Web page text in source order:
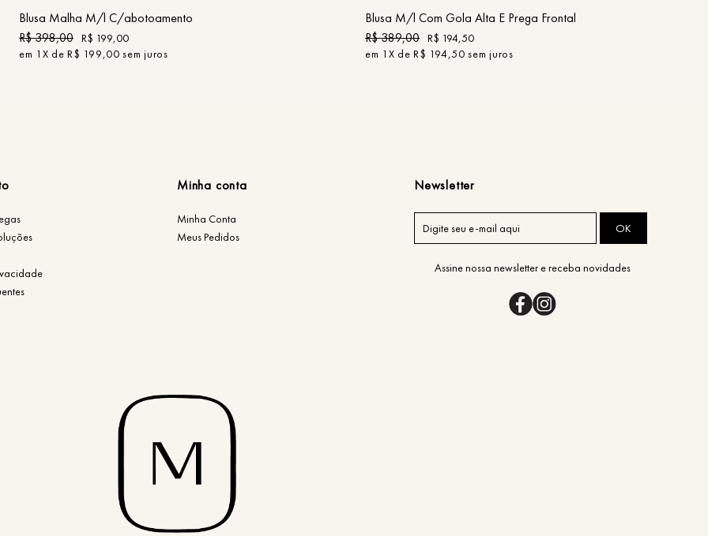
Blusa Malha M/l C/abotoamento
R$398,00 R$ 199,00
em 1 X deR$ 199,00 sem juros
Blusa M/l Com Gola Alta E Prega Frontal
R$389,00 R$ 194,50
em 1 X deR$ 194,50 sem juros
Minha conta
Minha Conta
Meus Pedidos
Newsletter
OK
Assine nossa newsletter e receba novidades